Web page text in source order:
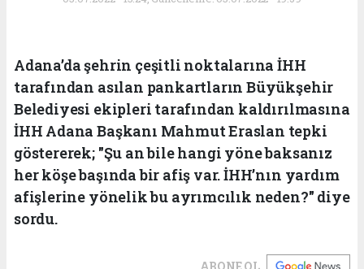
Adana’da şehrin çeşitli noktalarına İHH
tarafından asılan pankartların Büyükşehir
Belediyesi ekipleri tarafından kaldırılmasına
İHH Adana Başkanı Mahmut Eraslan tepki
göstererek; "Şu an bile hangi yöne baksanız
her köşe başında bir afiş var. İHH’nın yardım
afişlerine yönelik bu ayrımcılık neden?" diye
sordu.